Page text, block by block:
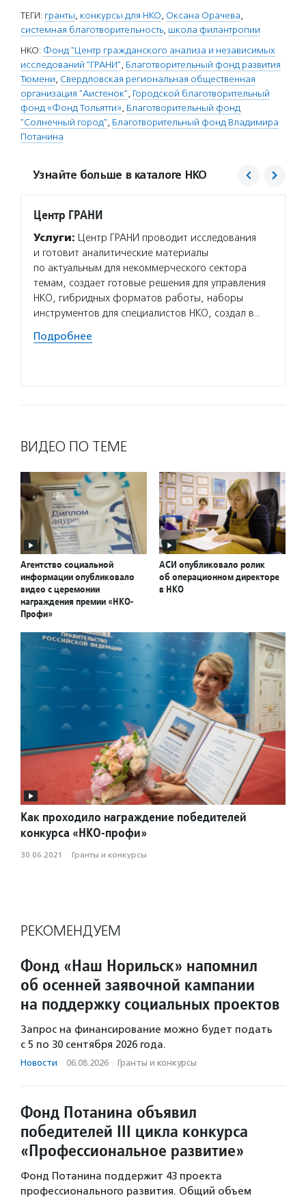
ТЕГИ: гранты, конкурсы для НКО, Оксана Орачева,
системная благотворительность, школа филантропии
НКО: Фонд "Центр гражданского анализа и независимых
исследований "ГРАНИ", Благотворительный фонд развития
Тюмени, Свердловская региональная общественная
организация "Аистенок", Городской благотворительный
фонд «Фонд Тольятти», Благотворительный фонд
"Солнечный город", Благотворительный фонд Владимира
Потанина
Узнайте больше в каталоге НКО
Центр ГРАНИ
Услуги: Центр ГРАНИ проводит исследования
и готовит аналитические материалы
по актуальным для некоммерческого сектора
темам, создает готовые решения для управления
НКО, гибридных форматов работы, наборы
инструментов для специалистов НКО, создал в…
Подробнее
ВИДЕО ПО ТЕМЕ
Агентство социальной
информации опубликовало
видео с церемонии
награждения премии «НКО-
Профи»
АСИ опубликовало ролик
об операционном директоре
в НКО
Как проходило награждение победителей
конкурса «НКО-профи»
30.06.2021 · Гранты и конкурсы
РЕКОМЕНДУЕМ
Фонд «Наш Норильск» напомнил
об осенней заявочной кампании
на поддержку социальных проектов
Запрос на финансирование можно будет подать
с 5 по 30 сентября 2026 года.
Новости · 06.08.2026 · Гранты и конкурсы
Фонд Потанина объявил
победителей III цикла конкурса
«Профессиональное развитие»
Фонд Потанина поддержит 43 проекта
профессионального развития. Общий объем